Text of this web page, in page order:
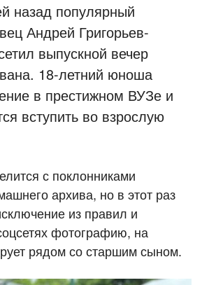
назад популярный
Андрей Григорьев-
выпускной вечер
18-летний юноша
в престижном ВУЗе и
вступить во взрослую
с поклонниками
архива, но в этот раз
из правил и
фотографию, на
рядом со старшим сыном.